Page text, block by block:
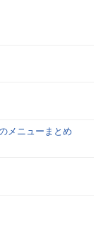
メニューまとめ